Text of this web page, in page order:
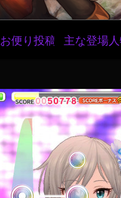
お便り投稿 主な登場